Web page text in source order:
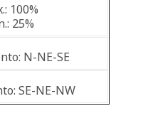
100%
25%
N-NE-SE
SE-NE-NW